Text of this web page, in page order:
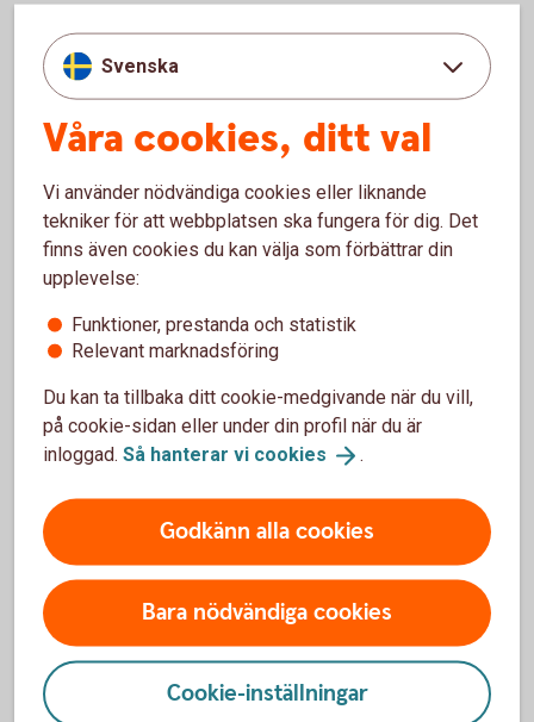
År 2025 behöver du inte betala någon skatt om du tjänar
under 24 873 kronor.
Banktjänster för dig som är mellan
18-23 år
Detta och mycket mer ingår helt kostnadsfritt:
Bankkort MasterCard - möjligt att koppla till
Apple Pay
Betala räkningar digitalt
Internetbanken
Banktjänster för dig som är 18-23
Detta räknas också som inkomst
Vinst vid försäljning av aktier eller fonder
Svenska
Våra cookies, ditt val
Vi använder nödvändiga cookies eller liknande
tekniker för att webbplatsen ska fungera för dig. Det
finns även cookies du kan välja som förbättrar din
upplevelse:
Funktioner, prestanda och statistik
Relevant marknadsföring
Du kan ta tillbaka ditt cookie-medgivande när du vill,
på cookie-sidan eller under din profil när du är
inloggad. Så hanterar vi cookies .
Godkänn alla cookies
Bara nödvändiga cookies
Cookie-inställningar